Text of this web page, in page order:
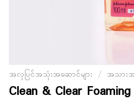
အလှပြင်အသုံးအဆောင်များ / အသားအ
Clean & Clear